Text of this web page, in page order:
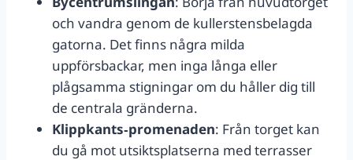
och vandra genom de kullerstensbelagda
gatorna. Det finns några milda
uppförsbackar, men inga långa eller
plågsamma stigningar om du håller dig till
de centrala gränderna.
Klippkants‑promenaden: Från torget kan
du gå mot utsiktsplatserna med terrasser